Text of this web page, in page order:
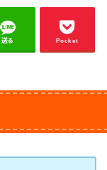
送る Pocket